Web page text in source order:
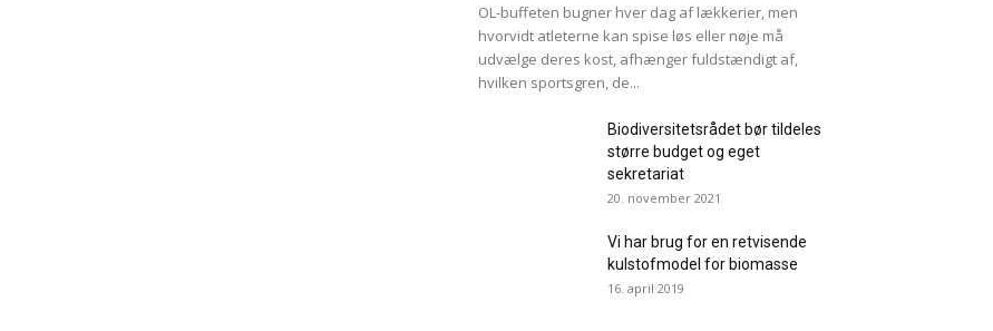
OL-buffeten bugner hver dag af lækkerier, men
hvorvidt atleterne kan spise løs eller nøje må
udvælge deres kost, afhænger fuldstændigt af,
hvilken sportsgren, de...
Biodiversitetsrådet bør tildeles
større budget og eget
sekretariat
20. november 2021
Vi har brug for en retvisende
kulstofmodel for biomasse
16. april 2019